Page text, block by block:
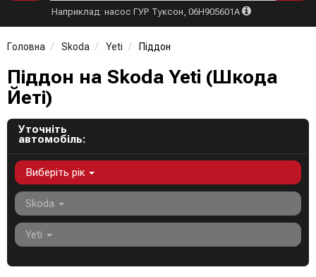
Наприклад: насос ГУР Туксон, 06H905601A
Головна Skoda Yeti Піддон
Піддон на Skoda Yeti (Шкода
Йеті)
Уточніть
автомобіль:
Виберіть рік
Skoda
Yeti